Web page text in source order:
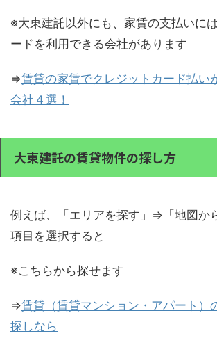
※大東建託以外にも、家賃の支払いに
ードを利用できる会社があります
⇒賃貸の家賃でクレジットカード払い
会社４選！
大東建託の賃貸物件の探し方
例えば、「エリアを探す」⇒「地図か
項目を選択すると
※こちらから探せます
⇒賃貸（賃貸マンション・アパート）
探しなら